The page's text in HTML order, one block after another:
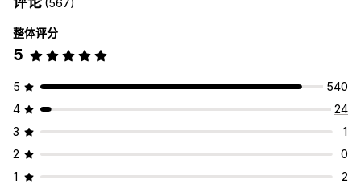
(567)
整体评分
5
5
540
4
24
3
1
2
0
1
2